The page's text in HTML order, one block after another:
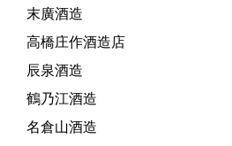
末廣酒造
高橋庄作酒造店
辰泉酒造
鶴乃江酒造
名倉山酒造